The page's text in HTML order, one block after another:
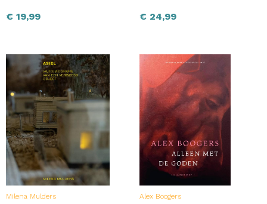
€ 19,99 € 24,99
Milena Mulders Alex Boogers